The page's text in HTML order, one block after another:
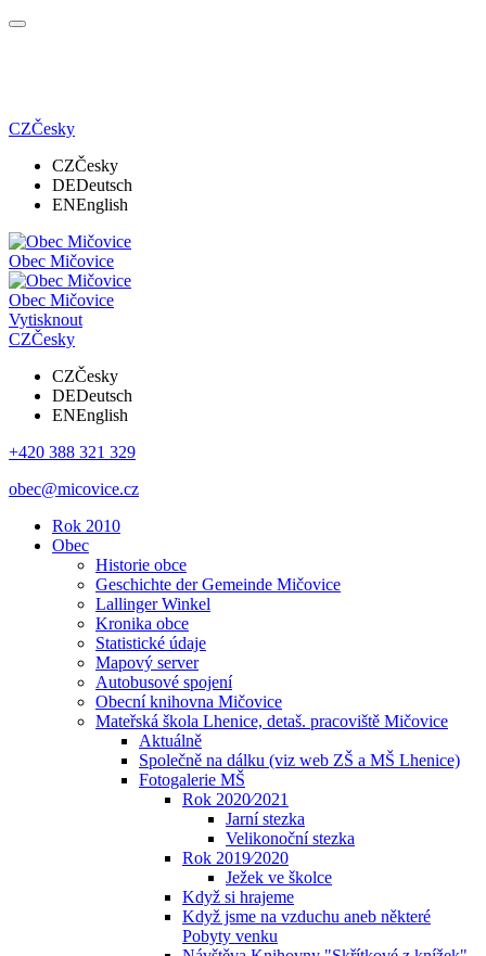
CZČesky
CZČesky
DEDeutsch
ENEnglish
Obec Mičovice
Obec Mičovice
Vytisknout
CZČesky
CZČesky
DEDeutsch
ENEnglish
+420 388 321 329
obec@micovice.cz
Rok 2010
Obec
Historie obce
Geschichte der Gemeinde Mičovice
Lallinger Winkel
Kronika obce
Statistické údaje
Mapový server
Autobusové spojení
Obecní knihovna Mičovice
Mateřská škola Lhenice, detaš. pracoviště Mičovice
Aktuálně
Společně na dálku (viz web ZŠ a MŠ Lhenice)
Fotogalerie MŠ
Rok 2020⁄2021
Jarní stezka
Velikonoční stezka
Rok 2019⁄2020
Ježek ve školce
Když si hrajeme
Když jsme na vzduchu aneb některé
Pobyty venku